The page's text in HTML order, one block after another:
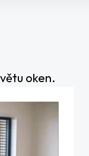
oken.